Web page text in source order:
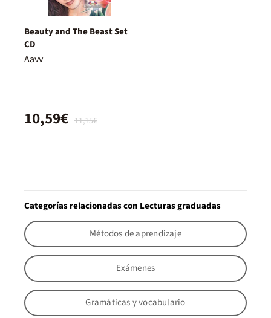
Beauty and The Beast Set
CD
Aavv
11,15€
10,59€
Categorías relacionadas con Lecturas graduadas
Métodos de aprendizaje
Exámenes
Gramáticas y vocabulario